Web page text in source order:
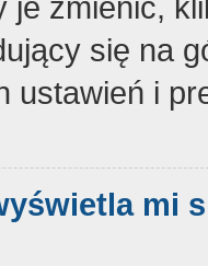
się na
ustawień i
mi